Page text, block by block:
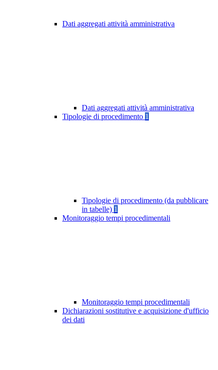
Dati aggregati attività amministrativa
Dati aggregati attività amministrativa
Tipologie di procedimento 1
Tipologie di procedimento (da pubblicare
in tabelle) 1
Monitoraggio tempi procedimentali
Monitoraggio tempi procedimentali
Dichiarazioni sostitutive e acquisizione d'ufficio
dei dati